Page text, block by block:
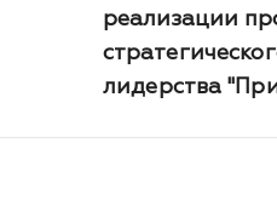
реализации
лидерства